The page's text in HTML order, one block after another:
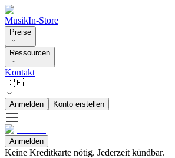
MusikIn-Store
Preise
Ressourcen
Kontakt
🇩🇪
Anmelden Konto erstellen
Anmelden
Keine Kreditkarte nötig. Jederzeit kündbar.